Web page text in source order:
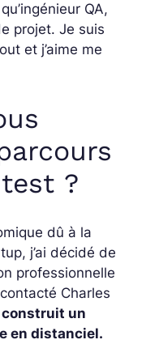
QA,
projet. Je suis
et j’aime me
?
dû à la
j’ai décidé de
professionnelle
Charles
construit un
en distanciel.